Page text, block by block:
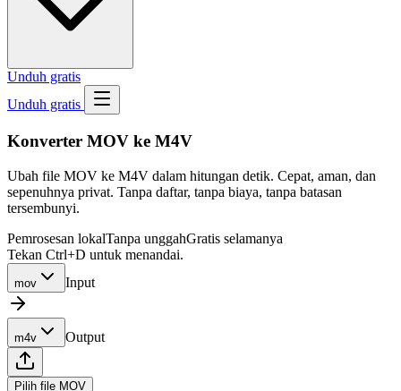
Unduh gratis
Unduh gratis
Konverter MOV ke M4V
Ubah file MOV ke M4V dalam hitungan detik. Cepat, aman, dan
sepenuhnya privat. Tanpa daftar, tanpa biaya, tanpa batasan
tersembunyi.
Pemrosesan lokalTanpa unggahGratis selamanya
Tekan Ctrl+D untuk menandai.
mov Input
m4v Output
Pilih file MOV